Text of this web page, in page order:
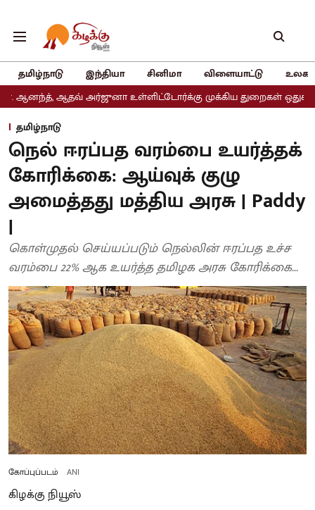
தமிழ்நாடு இந்தியா சினிமா விளையாட்டு
அர்ஜுனா உள்ளிட்டோர்க்கு முக்கிய துறைகள் ஒதுக்கீடு
தமிழ்நாடு
நெல் ஈரப்பத வரம்பை உயர்த்தக்
கோரிக்கை: ஆய்வுக் குழு
அமைத்தது மத்திய அரசு | Paddy
|
கொள்முதல் செய்யப்படும் நெல்லின் ஈரப்பத உச்ச
வரம்பை 22% ஆக உயர்த்த தமிழக அரசு கோரிக்கை...
கோப்புப்படம் ANI
கிழக்கு நியூஸ்